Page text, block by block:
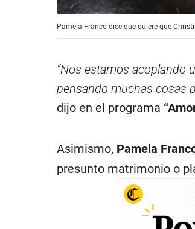
Pamela Franco dice que quiere que
“Nos estamos acoplando
pensando muchas cosas
dijo en el programa
Asimismo, Pamela
presunto matrimonio o